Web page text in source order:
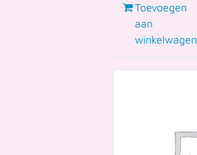
Toevoegen
aan
winkelwagen